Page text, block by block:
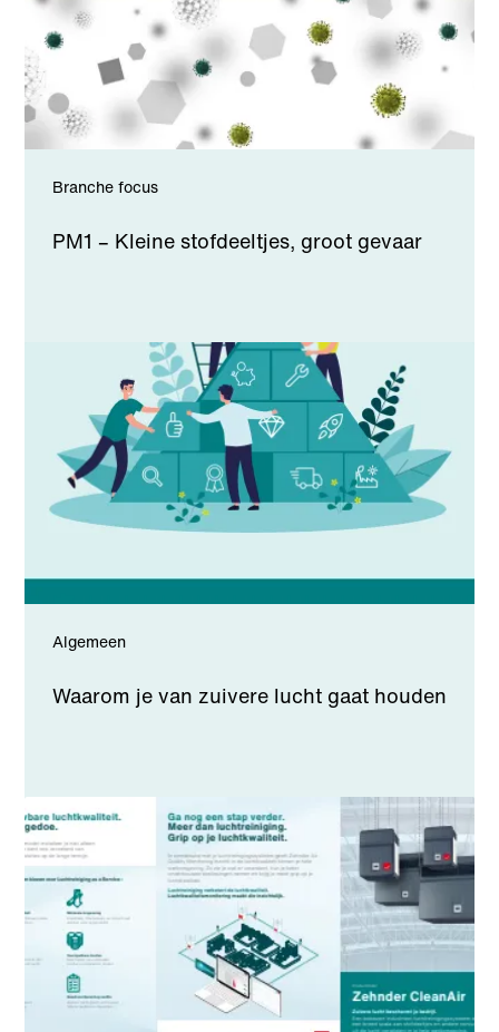
Branche focus
PM1 – Kleine stofdeeltjes, groot gevaar
Algemeen
Waarom je van zuivere lucht gaat houden